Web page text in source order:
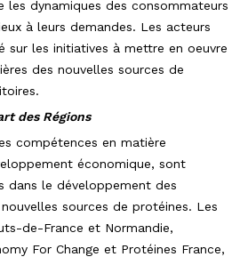
les dynamiques des consommateurs
à leurs demandes. Les acteurs
sur les initiatives à mettre en oeuvre
des nouvelles sources de
des Régions
compétences en matière
économique, sont
dans le développement des
sources de protéines. Les
de-France et Normandie,
For Change et Protéines France,